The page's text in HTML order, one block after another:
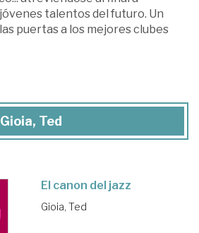
talentos del futuro. Un
puertas a los mejores clubes
Ted
El canon del jazz
Gioia, Ted